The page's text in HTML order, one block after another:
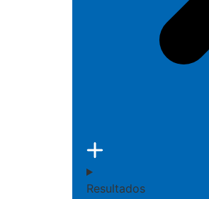
Resultados